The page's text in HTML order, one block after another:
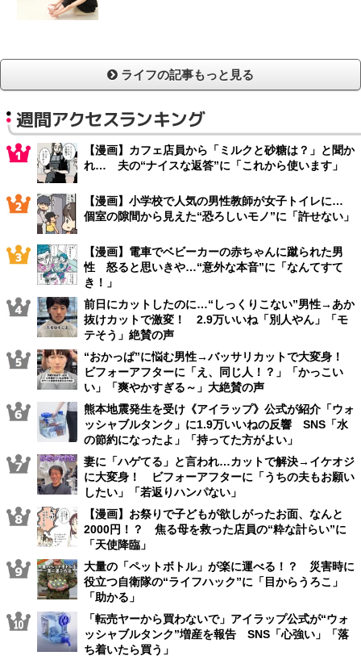
ライフの記事もっと見る
週間アクセスランキング
【漫画】カフェ店員から「ミルクと砂糖は？」と聞か
れ… 夫の“ナイスな返答”に「これから使います」
【漫画】小学校で人気の男性教師が女子トイレに…
個室の隙間から見えた“恐ろしいモノ”に「許せない」
【漫画】電車でベビーカーの赤ちゃんに蹴られた男
性 怒ると思いきや…“意外な本音”に「なんてすて
き！」
前日にカットしたのに…“しっくりこない”男性→あか
抜けカットで激変！ 2.9万いいね「別人やん」「モ
テそう」絶賛の声
“おかっぱ”に悩む男性→バッサリカットで大変身！
ビフォーアフターに「え、同じ人！？」「かっこい
い」「爽やかすぎる～」大絶賛の声
熊本地震発生を受け《アイラップ》公式が紹介「ウォ
ッシャブルタンク」に1.9万いいねの反響 SNS「水
の節約になったよ」「持ってた方がよい」
妻に「ハゲてる」と言われ…カットで解決→イケオジ
に大変身！ ビフォーアフターに「うちの夫もお願い
したい」「若返りハンパない」
【漫画】お祭りで子どもが欲しがったお面、なんと
2000円！？ 焦る母を救った店員の“粋な計らい”に
「天使降臨」
大量の「ペットボトル」が楽に運べる！？ 災害時に
役立つ自衛隊の“ライフハック”に「目からうろこ」
「助かる」
「転売ヤーから買わないで」アイラップ公式が“ウォ
ッシャブルタンク”増産を報告 SNS「心強い」「落
ち着いたら買う」